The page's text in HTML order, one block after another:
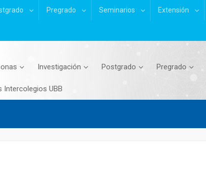
Pregrado Seminarios Extensión
Investigación Postgrado Pregrado
Intercolegios UBB